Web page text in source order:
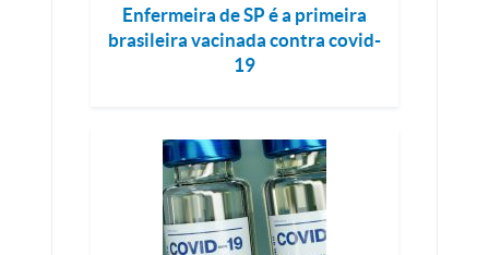
Enfermeira de SP é a primeira
brasileira vacinada contra covid-
19